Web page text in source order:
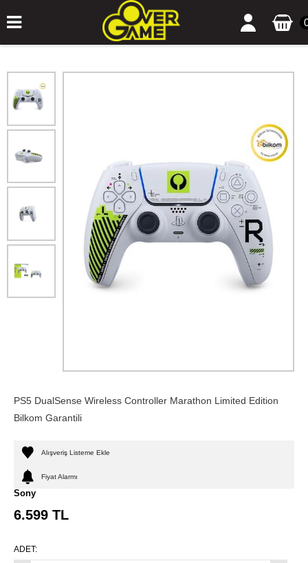
PS5 DualSense Wireless Controller Marathon Limited Edition
Bilkom Garantili
Alışveriş Listeme Ekle
Fiyat Alarmı
Sony
6.599 TL
ADET: